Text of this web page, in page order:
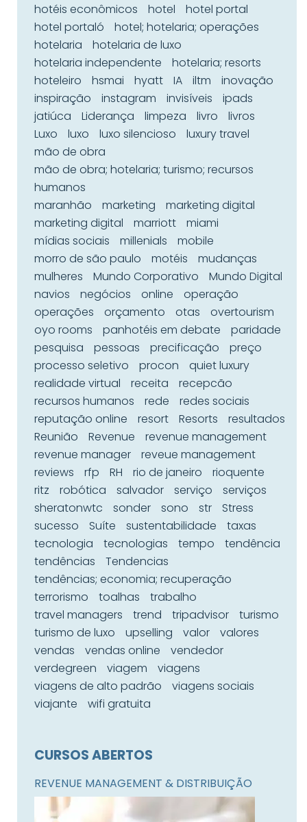
hotéis econômicos
hotel
hotel portal
hotel portaló
hotel; hotelaria; operações
hotelaria
hotelaria de luxo
hotelaria independente
hotelaria; resorts
hoteleiro
hsmai hyatt IA iltm
inovação
inspiração
instagram invisíveis
ipads
jatiúca
Liderança limpeza livro
livros
Luxo
luxo luxo silencioso
luxury travel
mão de obra
mão de obra; hotelaria; turismo; recursos
humanos
maranhão
marketing
marketing digital
marketing digital
marriott
miami
mídias sociais
millenials
mobile
morro de são paulo
motéis
mudanças
mulheres
Mundo Corporativo
Mundo Digital
navios
negócios online
operação
operações
orçamento otas
overtourism
oyo rooms
panhotéis em debate
paridade
pesquisa
pessoas precificação
preço
processo seletivo
procon
quiet luxury
realidade virtual
receita
recepcão
recursos humanos
rede
redes sociais
reputação online
resort Resorts
resultados
Reunião
Revenue
revenue management
revenue manager
reveue management
reviews
rfp RH rio de janeiro
rioquente
ritz
robótica salvador serviço
serviços
sheratonwtc
sonder sono str
Stress
sucesso
Suíte sustentabilidade
taxas
tecnologia
tecnologias tempo
tendência
tendências
Tendencias
tendências; economia; recuperação
terrorismo
toalhas
trabalho
travel managers
trend tripadvisor
turismo
turismo de luxo
upselling valor
valores
vendas
vendas online
vendedor
verdegreen
viagem
viagens
viagens de alto padrão
viagens sociais
viajante
wifi gratuita
CURSOS ABERTOS
REVENUE MANAGEMENT & DISTRIBUIÇÃO